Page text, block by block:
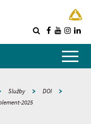
Služby
DOI
2025